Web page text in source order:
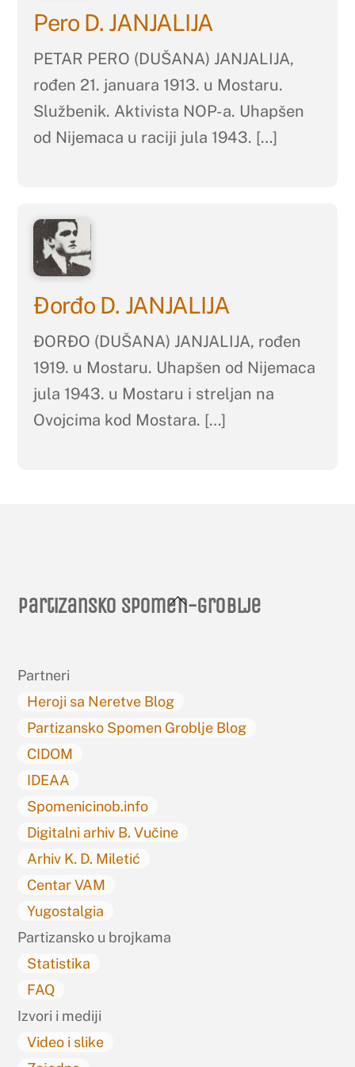
Pero D. JANJALIJA
PETAR PERO (DUŠANA) JANJALIJA,
rođen 21. januara 1913. u Mostaru.
Službenik. Aktivista NOP-a. Uhapšen
od Nijemaca u raciji jula 1943. […]
Đorđo D. JANJALIJA
ĐORĐO (DUŠANA) JANJALIJA, rođen
1919. u Mostaru. Uhapšen od Nijemaca
jula 1943. u Mostaru i streljan na
Ovojcima kod Mostara. […]
Back
Partizansko spomen-groblje
Partneri
Heroji sa Neretve Blog
Partizansko Spomen Groblje Blog
CIDOM
IDEAA
Spomenicinob.info
Digitalni arhiv B. Vučine
Arhiv K. D. Miletić
Centar VAM
Yugostalgia
Partizansko u brojkama
Statistika
FAQ
Izvori i mediji
Video i slike